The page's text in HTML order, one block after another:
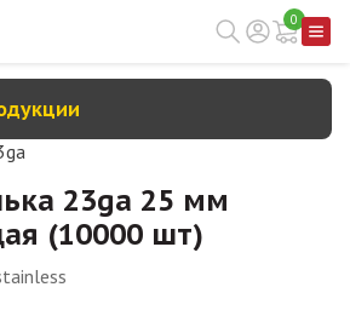
0
23ga 25 мм
(10000 шт)